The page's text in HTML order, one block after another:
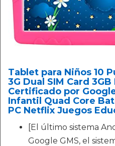
Tablet para Niños 10
3G Dual SIM Card 3GB
Certificado por
Infantil Quad Core
PC Netflix Juegos
[El último sistema
Google GMS, el